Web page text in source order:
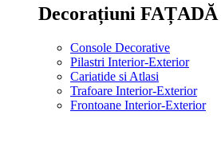
Decorațiuni FAȚADĂ
Console Decorative
Pilastri Interior-Exterior
Cariatide si Atlasi
Trafoare Interior-Exterior
Frontoane Interior-Exterior